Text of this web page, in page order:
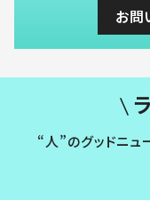
お問
“人”のグッドニュ